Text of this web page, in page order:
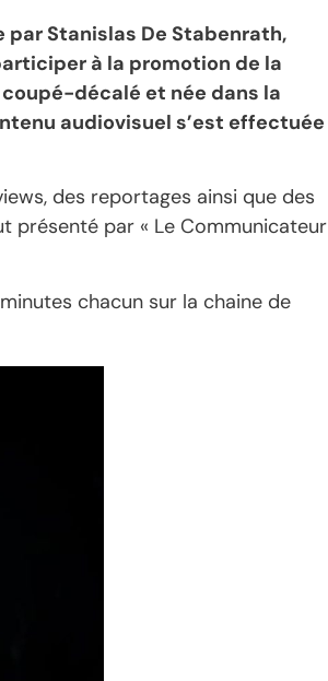
par Stanislas De Stabenrath,
à la promotion de la
décalé et née dans la
audiovisuel s’est effectuée
des reportages ainsi que des
présenté par « Le Communicateur
chacun sur la chaine de